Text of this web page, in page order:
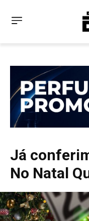
Já
No Natal